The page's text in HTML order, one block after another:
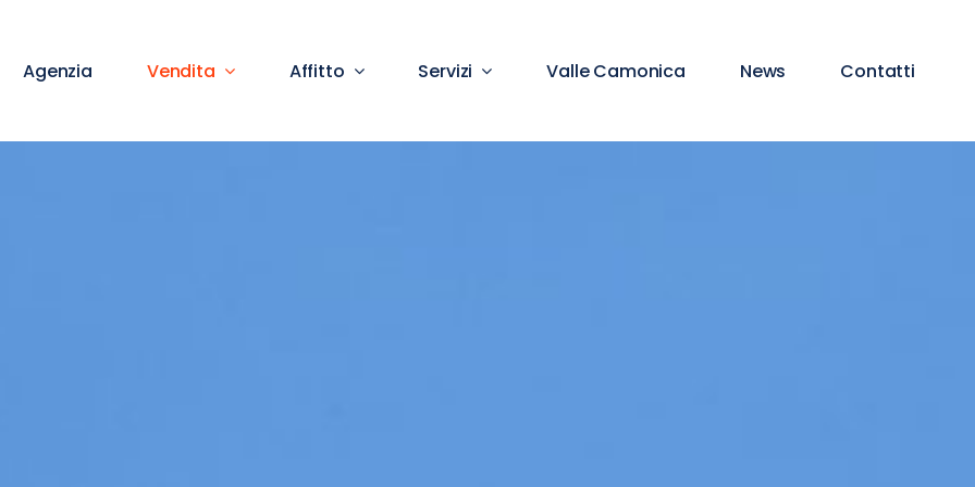
Agenzia Vendita Affitto Servizi Valle Camonica News Contatti